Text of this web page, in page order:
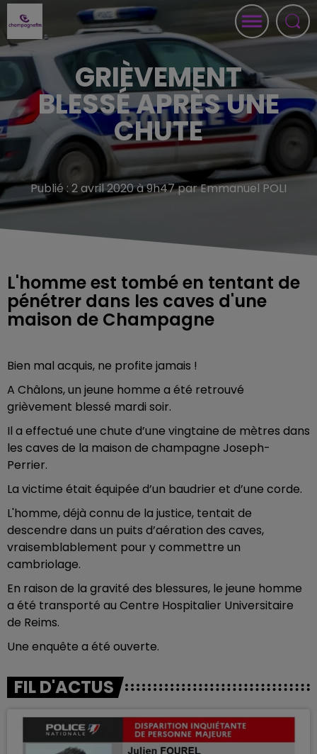
GRIÈVEMENT
BLESSÉ APRÈS UNE
CHUTE
Publié : 2 avril 2020 à 9h47 par Emmanuel POLI
L'homme est tombé en tentant de
pénétrer dans les caves d'une
maison de Champagne
Bien mal acquis, ne profite jamais !
A Châlons, un jeune homme a été retrouvé
grièvement blessé mardi soir.
Il a effectué une chute d’une vingtaine de mètres dans
les caves de la maison de champagne Joseph-
Perrier.
La victime était équipée d’un baudrier et d’une corde.
L'homme, déjà connu de la justice, tentait de
descendre dans un puits d’aération des caves,
vraisemblablement pour y commettre un
cambriolage.
En raison de la gravité des blessures, le jeune homme
a été transporté au Centre Hospitalier Universitaire
de Reims.
Une enquête a été ouverte.
FIL D'ACTUS